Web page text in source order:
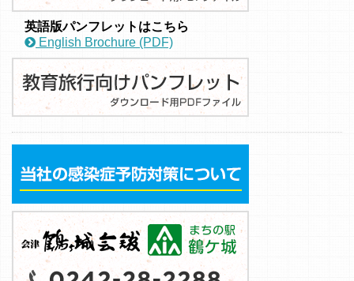
英語版パンフレットはこちら
English Brochure (PDF)